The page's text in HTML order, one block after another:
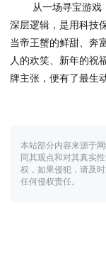
从一场寻宝游戏
深层逻辑，是用科技
当帝王蟹的鲜甜、奔
人的欢笑、新年的祝
牌主张，便有了最生
本站部分内容来源于
同其观点和对其真实
权，如果侵犯，请及
任何侵权责任。